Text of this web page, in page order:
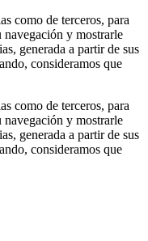
como de terceros, para
navegación y mostrarle
generada a partir de sus
consideramos que
como de terceros, para
navegación y mostrarle
generada a partir de sus
consideramos que